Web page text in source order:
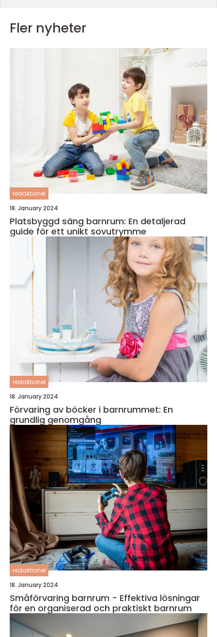
Fler nyheter
redaktionel
18. January 2024
Platsbyggd säng barnrum: En detaljerad
guide för ett unikt sovutrymme
redaktionel
18. January 2024
Förvaring av böcker i barnrummet: En
grundlig genomgång
redaktionel
18. January 2024
Småförvaring barnrum - Effektiva lösningar
för en organiserad och praktiskt barnrum